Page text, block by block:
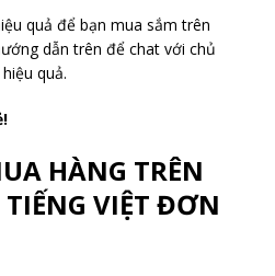
quả để bạn mua sắm trên
dẫn trên để chat với chủ
quả.
HÀNG TRÊN
VIỆT ĐƠN